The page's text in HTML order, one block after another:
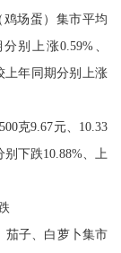
场蛋）集市平均
分别上涨0.59%
上年同期分别上涨
500克9.67元、 10.33
别下跌10.88%、上
茄子、白萝卜集市